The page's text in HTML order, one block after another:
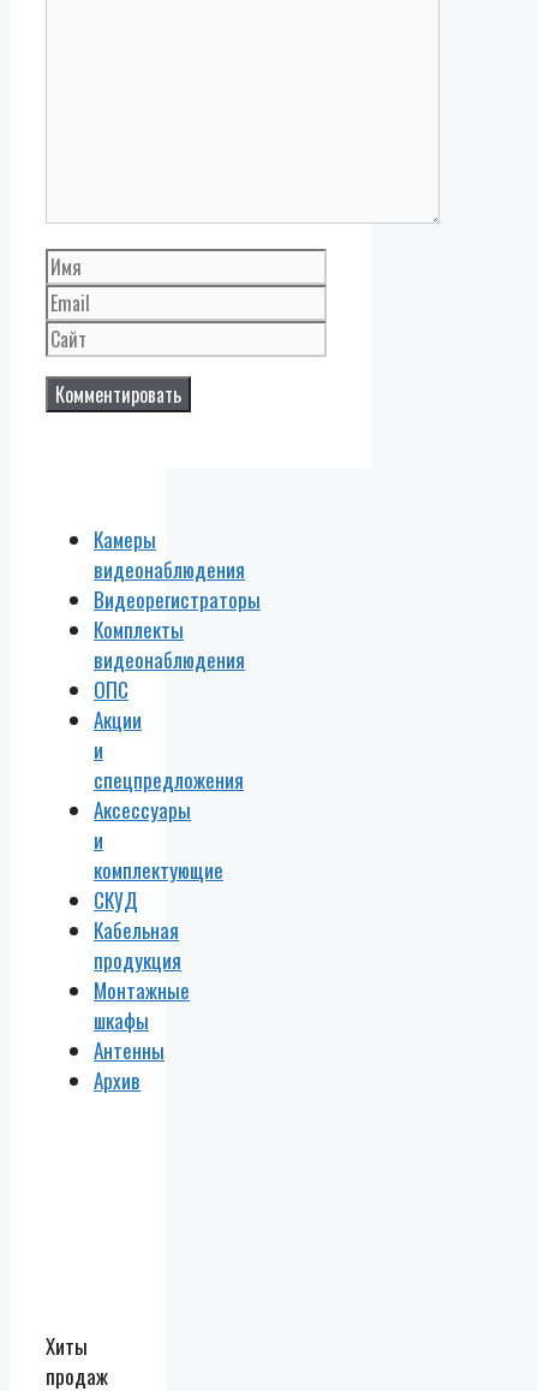
Имя
Камеры
видеонаблюдения
Видеорегистраторы
Комплекты
видеонаблюдения
ОПС
Акции
и
спецпредложения
Аксессуары
и
комплектующие
СКУД
Кабельная
продукция
Монтажные
шкафы
Антенны
Архив
Хиты
продаж